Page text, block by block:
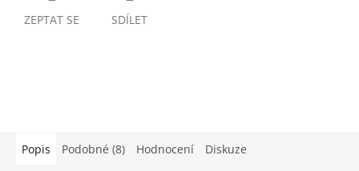
ZEPTAT SE SDÍLET
Popis Podobné (8) Hodnocení Diskuze